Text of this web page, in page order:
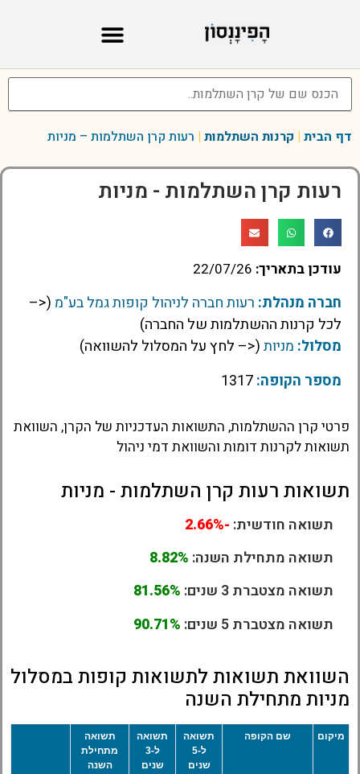
דף הבית | קרנות השתלמות | רעות קרן השתלמות – מניות
רעות קרן השתלמות - מניות
עודכן בתאריך: 22/07/26
חברה מנהלת: רעות חברה לניהול קופות גמל בע"מ (<–
לכל קרנות ההשתלמות של החברה)
מסלול: מניות(<– לחץ על המסלול להשוואה)
מספר הקופה:
פרטי קרן ההשתלמות, התשואות העדכניות של הקרן, השוואת
תשואות לקרנות דומות והשוואת דמי ניהול
תשואות רעות קרן השתלמות - מניות
תשואה חודשית: -2.66%
תשואה מתחילת השנה: 8.82%
תשואה מצטברת 3 שנים:
81.56%
תשואה מצטברת 5 שנים:
90.71%
השוואת תשואות לתשואות קופות במסלול
מניות מתחילת השנה
מיקום שם הקופה
תשואה
ל-5
שנים
תשואה
ל-3
שנים
תשואה
מתחילת
השנה